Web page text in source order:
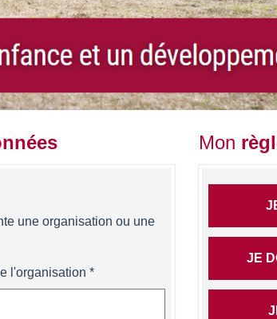
une organisation ou une
l'organisation
Mon
JE